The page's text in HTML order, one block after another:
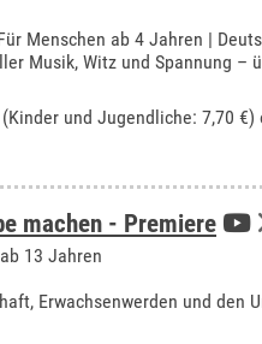
Menschen ab 4 Jahren |
Musik, Witz und Spannung –
(Kinder und Jugendliche: 7,70
machen - Premiere
13 Jahren
Erwachsenwerden und den